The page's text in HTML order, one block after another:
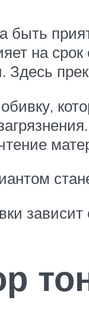
быть
на
Здесь